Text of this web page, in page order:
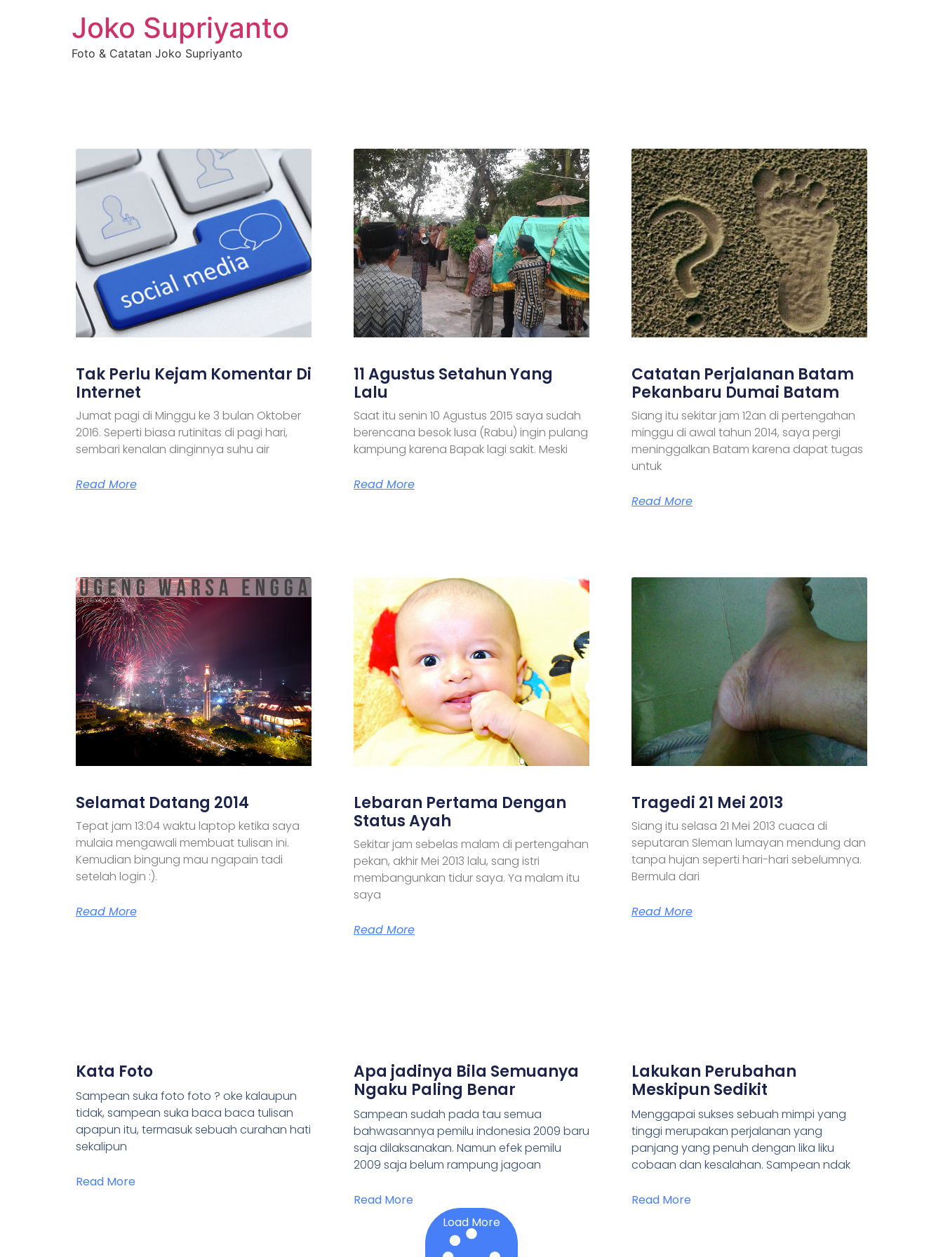
Joko Supriyanto
Foto & Catatan Joko Supriyanto
Tak Perlu Kejam Komentar Di
Internet
Jumat pagi di Minggu ke 3 bulan Oktober
2016. Seperti biasa rutinitas di pagi hari,
sembari kenalan dinginnya suhu air
Read More
11 Agustus Setahun Yang
Lalu
Saat itu senin 10 Agustus 2015 saya sudah
berencana besok lusa (Rabu) ingin pulang
kampung karena Bapak lagi sakit. Meski
Read More
Catatan Perjalanan Batam
Pekanbaru Dumai Batam
Siang itu sekitar jam 12an di pertengahan
minggu di awal tahun 2014, saya pergi
meninggalkan Batam karena dapat tugas
untuk
Read More
Selamat Datang 2014
Tepat jam 13:04 waktu laptop ketika saya
mulaia mengawali membuat tulisan ini.
Kemudian bingung mau ngapain tadi
setelah login :).
Read More
Lebaran Pertama Dengan
Status Ayah
Sekitar jam sebelas malam di pertengahan
pekan, akhir Mei 2013 lalu, sang istri
membangunkan tidur saya. Ya malam itu
saya
Read More
Tragedi 21 Mei 2013
Siang itu selasa 21 Mei 2013 cuaca di
seputaran Sleman lumayan mendung dan
tanpa hujan seperti hari-hari sebelumnya.
Bermula dari
Read More
Kata Foto
Sampean suka foto foto ? oke kalaupun
tidak, sampean suka baca baca tulisan
apapun itu, termasuk sebuah curahan hati
sekalipun
Read More
Apa jadinya Bila Semuanya
Ngaku Paling Benar
Sampean sudah pada tau semua
bahwasannya pemilu indonesia 2009 baru
saja dilaksanakan. Namun efek pemilu
2009 saja belum rampung jagoan
Read More
Lakukan Perubahan
Meskipun Sedikit
Menggapai sukses sebuah mimpi yang
tinggi merupakan perjalanan yang
panjang yang penuh dengan lika liku
cobaan dan kesalahan. Sampean ndak
Read More
Load More